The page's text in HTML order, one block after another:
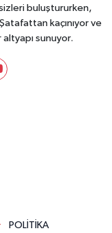
buluştururken,
kaçınıyor ve
sunuyor.
POLİTİKA